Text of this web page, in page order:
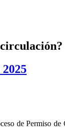
de Permiso